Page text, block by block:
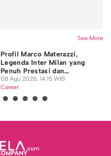
See More
Profil Marco Materazzi,
Legenda Inter Milan yang
Penuh Prestasi dan
Kontroversi
08 Agu 2026, 14:15 WIB
Career